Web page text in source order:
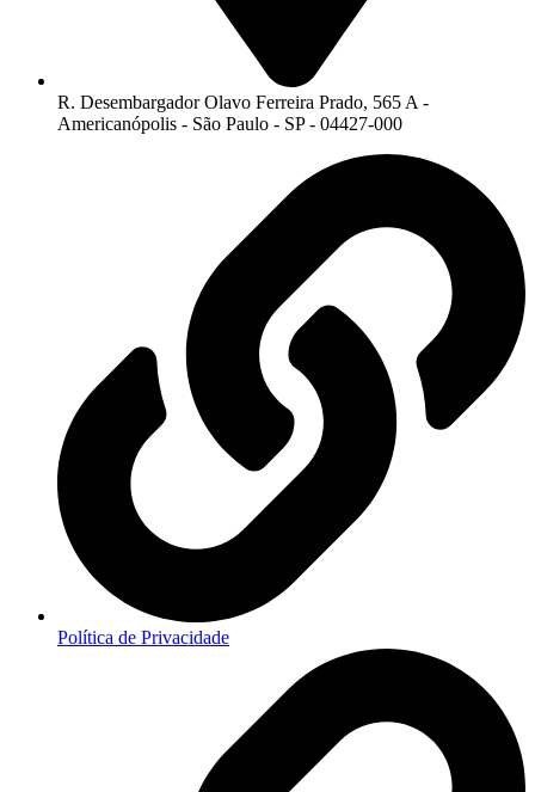
R. Desembargador Olavo Ferreira Prado, 565 A -
Americanópolis - São Paulo - SP - 04427-000
Política de Privacidade